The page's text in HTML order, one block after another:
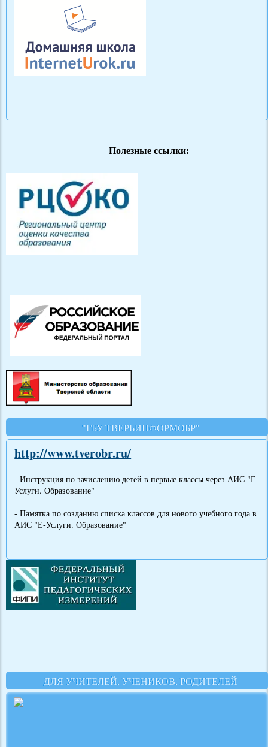
Полезные ссылки:
"ГБУ ТВЕРЬИНФОРМОБР"
http://www.tverobr.ru/
- Инструкция по зачислению детей в первые классы через АИС "Е-
Услуги. Образование"
- Памятка по созданию списка классов для нового учебного года в
АИС "Е-Услуги. Образование"
ДЛЯ УЧИТЕЛЕЙ, УЧЕНИКОВ, РОДИТЕЛЕЙ